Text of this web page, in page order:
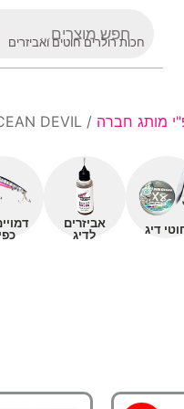
חכות רולרים חוטים ואביזרים
מותג חברה / OCEAN DEVIL
דיג
אביזרים
לדיג